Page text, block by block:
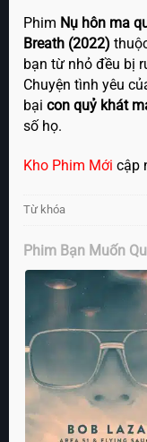
Phim Nụ hôn ma
Breath (2022)
bạn từ nhỏ đều bị
Chuyện tình yêu
bạicon quỷ khát
số họ.
Kho Phim Mới cập
Từ khóa
Phim Bạn Muốn